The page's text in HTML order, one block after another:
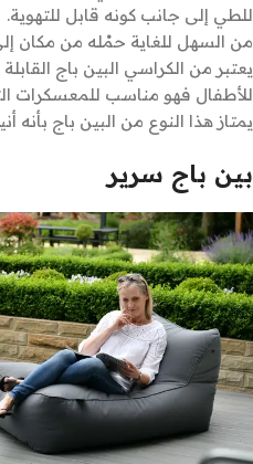
للطي إلى جانب كونه قابل للتهوية.
من السهل للغاية حمْله من مكان
يعتبر من الكراسي البين باج
للأطفال فهو مناسب للمعسكرات
يمتاز هذا النوع من البين باج بأنه
بين باج سرير